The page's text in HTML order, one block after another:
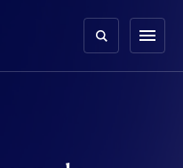
menu